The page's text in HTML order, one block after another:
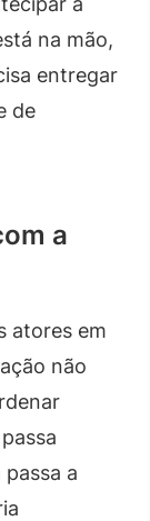
na mão,
entregar
de
a
atores em
não
a